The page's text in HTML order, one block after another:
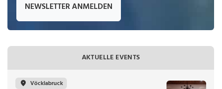
NEWSLETTER ANMELDEN
AKTUELLE EVENTS
Vöcklabruck